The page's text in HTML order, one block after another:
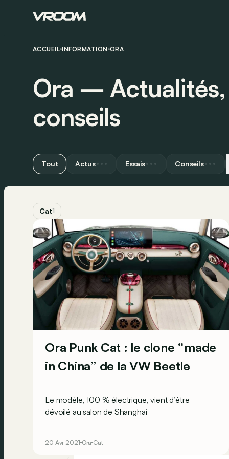
ACCUEIL INFORMATION ORA
Ora ― Actualités,
conseils
Tout Actus Essais Conseils
Cat1
Ora Punk Cat : le clone “made
in China” de la VW Beetle
Le modèle, 100 % électrique, vient d’être
dévoilé au salon de Shanghai
20 Avr 2021 Ora Cat